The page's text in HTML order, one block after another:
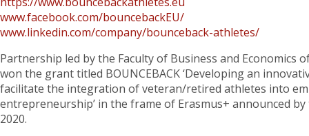
www.facebook.com/bouncebackEU/
www.linkedin.com/company/bounceback-athletes/
Partnership led by the Faculty of Business and Economics
won the grant titled BOUNCEBACK ‘Developing an
facilitate the integration of veteran/retired athletes into
entrepreneurship’ in the frame of Erasmus+ announced
2020.